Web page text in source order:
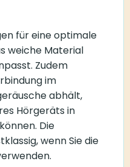
für eine optimale
weiche Material
Zudem
im
abhält,
Hörgeräts in
Die
wenn Sie die